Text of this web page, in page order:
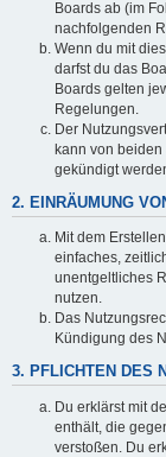
Boards ab (im
nachfolgenden
Wenn du mit
darfst du das
Boards gelten
Regelungen.
Der
kann von
gekündigt
2. EINRÄUMUNG
Mit dem
einfaches,
unentgeltliches
nutzen.
Das
Kündigung des
3. PFLICHTEN DES
Du erklärst mit
enthält, die
verstoßen. Du